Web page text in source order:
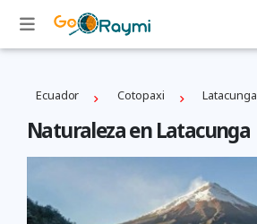
Ecuador Cotopaxi Latacunga
Naturaleza en Latacunga